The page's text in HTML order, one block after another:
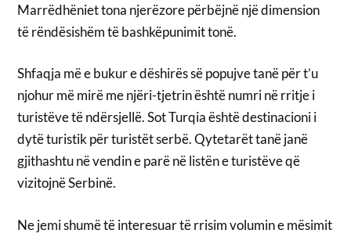
Marrëdhëniet tona njerëzore përbëjnë një dimension
të rëndësishëm të bashkëpunimit tonë.
Shfaqja më e bukur e dëshirës së popujve tanë për t’u
njohur më mirë me njëri-tjetrin është numri në rritje i
turistëve të ndërsjellë. Sot Turqia është destinacioni i
dytë turistik për turistët serbë. Qytetarët tanë janë
gjithashtu në vendin e parë në listën e turistëve që
vizitojnë Serbinë.
Ne jemi shumë të interesuar të rrisim volumin e mësimit